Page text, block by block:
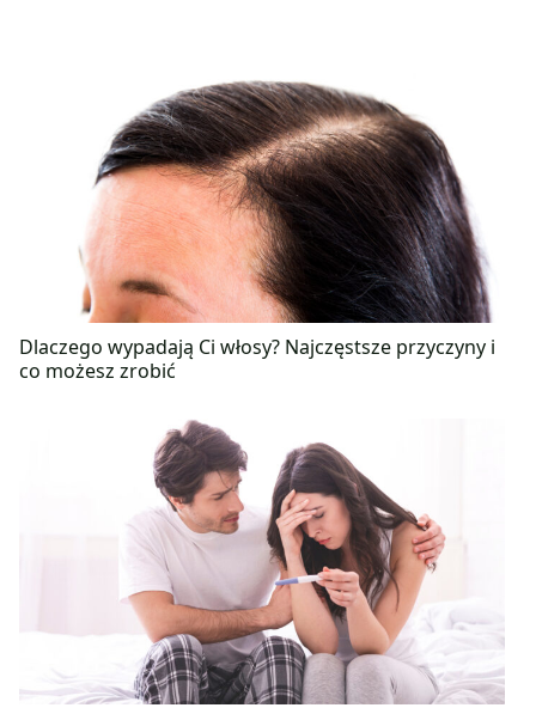
Dlaczego wypadają Ci włosy? Najczęstsze przyczyny i
co możesz zrobić